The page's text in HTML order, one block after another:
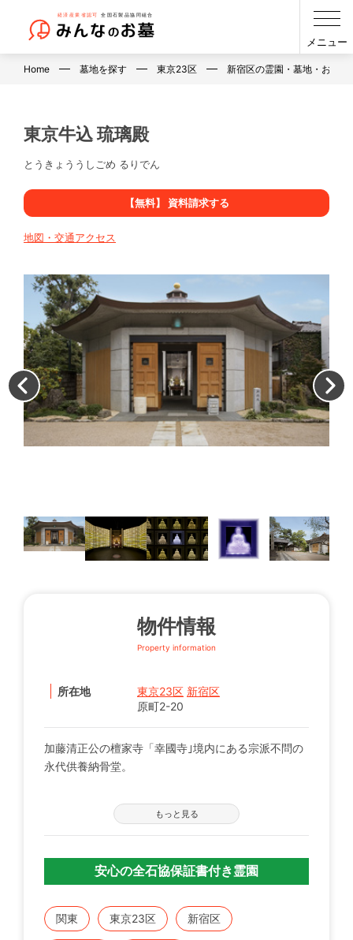
メニュー
Home 墓地を探す 東京23区 新宿区の霊園・墓地・お墓
東京牛込 琉璃殿
とうきょううしごめ るりでん
【無料】 資料請求する
地図・交通アクセス
物件情報
Property information
所在地 東京23区 新宿区
原町2-20
加藤清正公の檀家寺「幸國寺｣境内にある宗派不問の
永代供養納骨堂。
・管理料は生前のみの支払い。
・志納金には法名（戒名）の授与も含まれる。
・33回忌以降は琉璃殿内で合祀し、永代に亘り供養
する。
大久保通りを少し入ると、新宿区天然記念物に指定さ
れる樹齢500年の大銀杏が目印。
もっと見る
安心の全石協保証書付き霊園
関東 東京23区 新宿区